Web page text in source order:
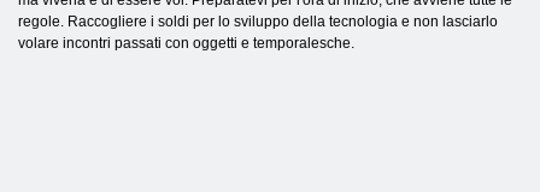
regole. Raccogliere i soldi per lo sviluppo della tecnologia e non lasciarlo
volare incontri passati con oggetti e temporalesche.